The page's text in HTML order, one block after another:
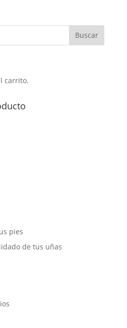
carrito.
pies
de tus uñas